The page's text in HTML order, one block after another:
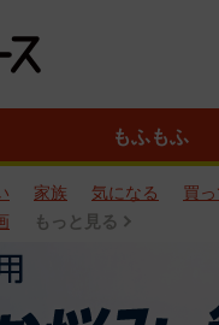
もふもふ
家族 気になる 買
もっと見る